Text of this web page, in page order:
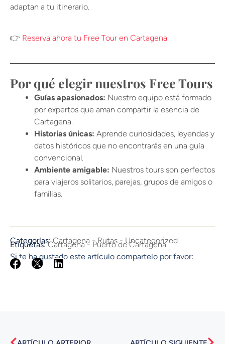
adaptan a tu itinerario.
👉 Reserva ahora tu Free Tour en Cartagena
Por qué elegir nuestros Free Tours
Guías apasionados: Nuestro equipo está formado
por expertos que aman compartir la esencia de
Cartagena.
Historias únicas: Aprende curiosidades, leyendas y
datos históricos que no encontrarás en una guía
convencional.
Ambiente amigable: Nuestros tours son perfectos
para viajeros solitarios, parejas, grupos de amigos o
familias.
Categorías:Cartagena -Rutas -Uncategorized
Etiquetas:Cartagena- Puerto de Cartagena
Si te ha gustado este artículo compartelo por favor: